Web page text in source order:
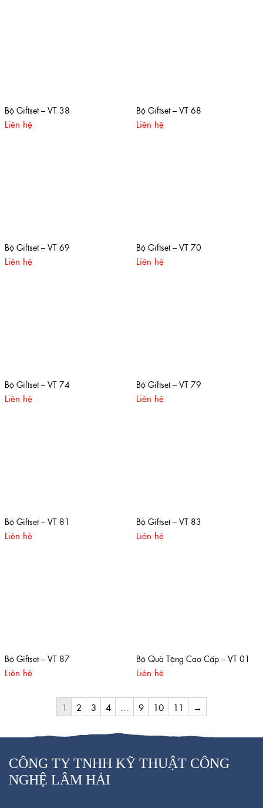
Bộ Giftset – VT 38
Liên hệ
Bộ Giftset – VT 68
Liên hệ
Bộ Giftset – VT 69
Liên hệ
Bộ Giftset – VT 70
Liên hệ
Bộ Giftset – VT 74
Liên hệ
Bộ Giftset – VT 79
Liên hệ
Bộ Giftset – VT 81
Liên hệ
Bộ Giftset – VT 83
Liên hệ
Bộ Giftset – VT 87
Liên hệ
Bộ Quà Tặng Cao Cấp – VT 01
Liên hệ
1 2 3 4 9 10 11 →
CÔNG TY TNHH KỸ THUẬT CÔNG
NGHỆ LÂM HẢI